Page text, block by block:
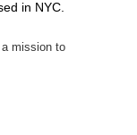
in NYC.
mission to